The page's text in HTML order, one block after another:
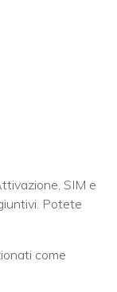
SIM e
Potete
come